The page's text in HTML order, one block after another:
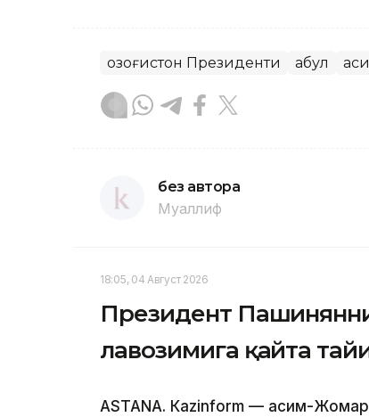
Қозоғистон Президенти Қабул
без автора
Муаллиф
18:05, 04 Август 2026
Президент
лавозимига қайта
ASTANА. Кazinform — Қасим-